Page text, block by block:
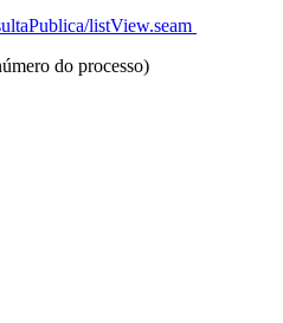
listView.seam
do processo)